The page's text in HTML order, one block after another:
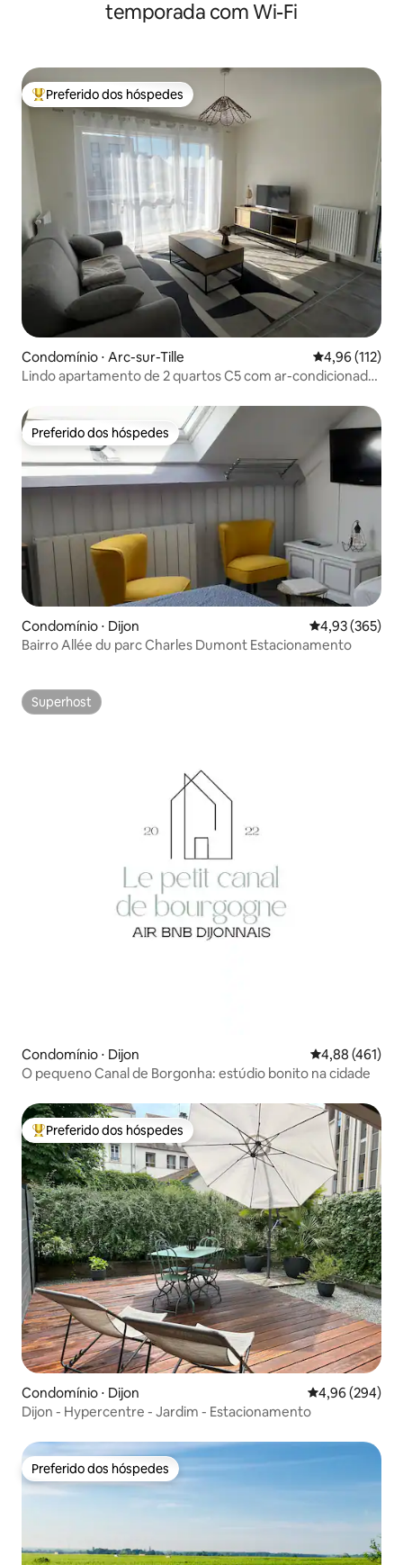
temporada com Wi-Fi
Entre os melhores preferidos dos hóspedes
Preferido dos hóspedes
Condomínio ⋅ Arc-sur-Tille 4,96 de uma
4,96 (112)
Lindo apartamento de 2 quartos C5 com ar-condicionado
Preferido dos hóspedes
Preferido dos hóspedes
Condomínio ⋅ Dijon 4,93 de uma
4,93 (365)
Bairro Allée du parc Charles Dumont Estacionamento
Superhost
Superhost
Condomínio ⋅ Dijon 4,88 de uma
4,88 (461)
O pequeno Canal de Borgonha: estúdio bonito na cidade
Entre os melhores preferidos dos hóspedes
Preferido dos hóspedes
Condomínio ⋅ Dijon 4,96 de uma
4,96 (294)
Dijon - Hypercentre - Jardim - Estacionamento
Preferido dos hóspedes
Preferido dos hóspedes